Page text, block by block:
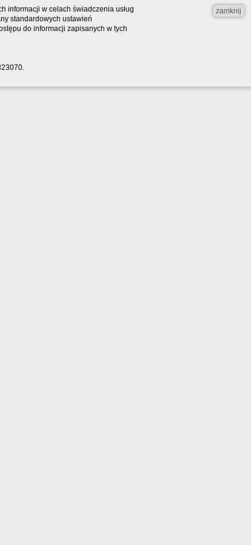
zamknij
informacji w celach świadczenia usług
standardowych ustawień
do informacji zapisanych w tych